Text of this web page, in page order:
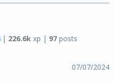
| 226.6k xp | 97 posts
07/07/2024